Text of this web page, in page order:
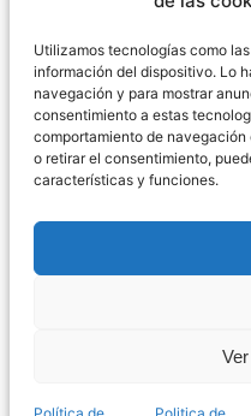
Utilizamos tecnologías como
información del dispositivo. Lo
navegación y para mostrar
consentimiento a estas
comportamiento de
o retirar el consentimiento,
características y funciones.
nuestros lectores.